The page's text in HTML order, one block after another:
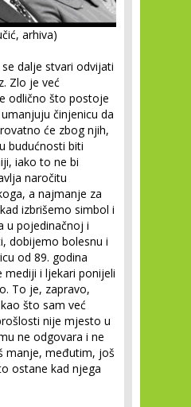
arhiva)
dalje stvari odvijati
Zlo je već
odlično što postoje
činjenicu da
će zbog njih,
budućnosti biti
iako to ne bi
naročitu
a najmanje za
izbrišemo simbol i
u pojedinačnoj i
dobijemo bolesnu i
od 89. godina
i ljekari ponijeli
To je, zapravo,
što sam već
nije mjesto u
ne odgovara i ne
manje, međutim, još
ostane kad njega